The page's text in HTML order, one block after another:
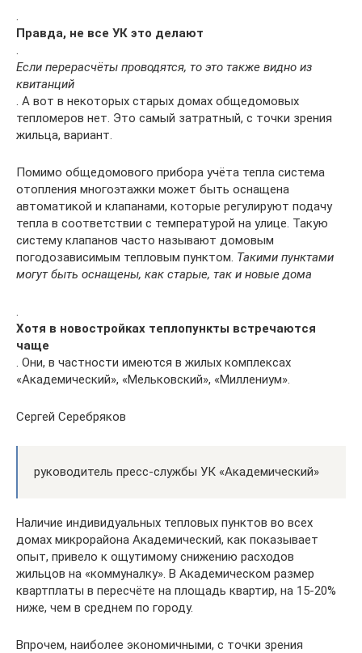
.
Правда, не все УК это делают
.
Если перерасчёты проводятся, то это также видно из
квитанций
. А вот в некоторых старых домах общедомовых
тепломеров нет. Это самый затратный, с точки зрения
жильца, вариант.
Помимо общедомового прибора учёта тепла система
отопления многоэтажки может быть оснащена
автоматикой и клапанами, которые регулируют подачу
тепла в соответствии с температурой на улице. Такую
систему клапанов часто называют домовым
погодозависимым тепловым пунктом. Такими пунктами
могут быть оснащены, как старые, так и новые дома
.
Хотя в новостройках теплопункты встречаются
чаще
. Они, в частности имеются в жилых комплексах
«Академический», «Мельковский», «Миллениум».
Сергей Серебряков
руководитель пресс-службы УК «Академический»
Наличие индивидуальных тепловых пунктов во всех
домах микрорайона Академический, как показывает
опыт, привело к ощутимому снижению расходов
жильцов на «коммуналку». В Академическом размер
квартплаты в пересчёте на площадь квартир, на 15-20%
ниже, чем в среднем по городу.
Впрочем, наиболее экономичными, с точки зрения